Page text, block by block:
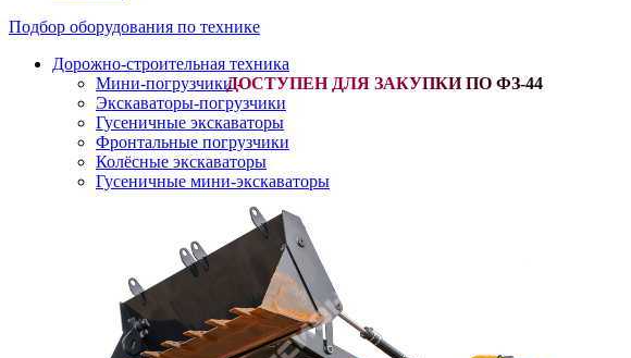
Подбор оборудования по технике
Дорожно-строительная техника
Мини-погрузчики-
Экскаваторы-погрузчики
Гусеничные экскаваторы
Фронтальные погрузчики
Колёсные экскаваторы
Гусеничные мини-экскаваторы